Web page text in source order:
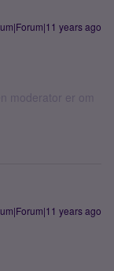
years ago
moderator er om
years ago